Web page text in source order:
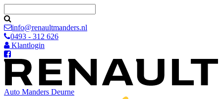
info@renaultmanders.nl
0493 - 312 626
Klantlogin
Auto Manders Deurne